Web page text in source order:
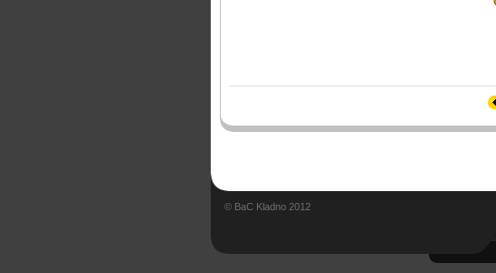
© BaC Kladno 2012